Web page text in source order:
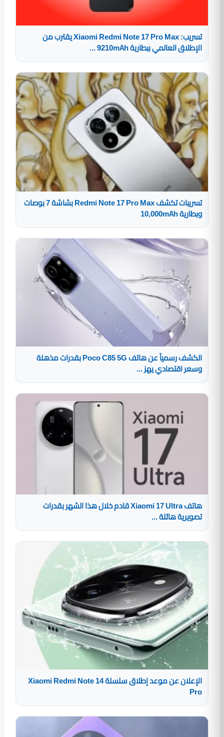
تسريب: Xiaomi Redmi Note 17 Pro Max يقترب من
الإطلاق العالمي ببطارية 9210mAh ...
تسريبات تكشف Redmi Note 17 Pro Max بشاشة 7 بوصات
وبطارية 10,000mAh
الكشف رسمياً عن هاتف Poco C85 5G بقدرات مذهلة
وسعر اقتصادي يهز ...
هاتف Xiaomi 17 Ultra قادم خلال هذا الشهر بقدرات
تصويرية هائلة ...
الإعلان عن موعد إطلاق سلسلة Xiaomi Redmi Note 14
Pro